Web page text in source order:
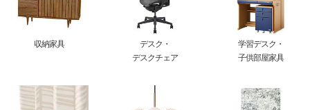
収納家具
デスク・
デスクチェア
学習デスク・
子供部屋家具